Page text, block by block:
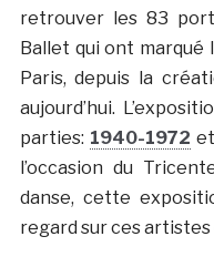
retrouver les 83
Ballet qui ont marqué
Paris, depuis la
aujourd’hui.
parties: 1940-1972 et
l’occasion du
danse, cette
regard sur ces artistes